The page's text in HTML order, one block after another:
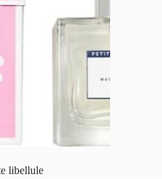
libellule